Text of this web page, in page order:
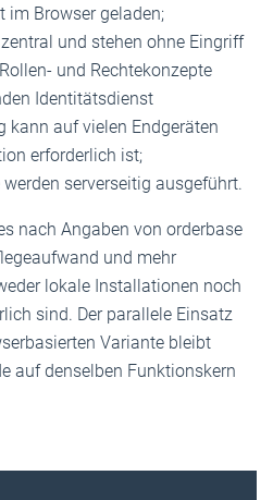
im Browser geladen;
und stehen ohne Eingriff
und Rechtekonzepte
Identitätsdienst
kann auf vielen Endgeräten
erforderlich ist;
serverseitig ausgeführt.
nach Angaben von orderbase
und mehr
lokale Installationen noch
sind. Der parallele Einsatz
Variante bleibt
auf denselben Funktionskern